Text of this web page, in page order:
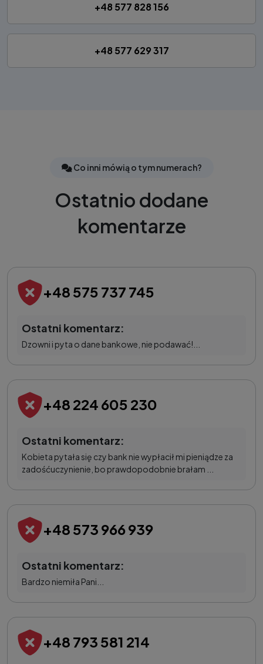
+48 577 828 156
+48 577 629 317
Co inni mówią o tym numerach?
Ostatnio dodane
komentarze
+48 575 737 745
Ostatni komentarz:
Dzowni i pyta o dane bankowe, nie podawać!...
+48 224 605 230
Ostatni komentarz:
Kobieta pytała się czy bank nie wypłacił mi pieniądze za
zadośćuczynienie, bo prawdopodobnie brałam ...
+48 573 966 939
Ostatni komentarz:
Bardzo niemiła Pani...
+48 793 581 214